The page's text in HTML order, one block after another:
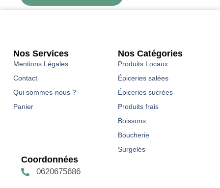
Nos Services
Mentions Légales
Contact
Qui sommes-nous ?
Panier
Nos Catégories
Produits Locaux
Épiceries salées
Épiceries sucrées
Produits frais
Boissons
Boucherie
Surgelés
Coordonnées
0620675686